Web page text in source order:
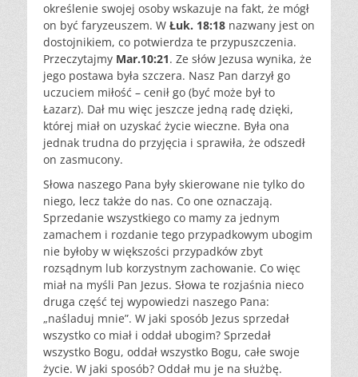
określenie swojej osoby wskazuje na fakt, że mógł
on być faryzeuszem. W Łuk. 18:18 nazwany jest on
dostojnikiem, co potwierdza te przypuszczenia.
Przeczytajmy Mar.10:21. Ze słów Jezusa wynika, że
jego postawa była szczera. Nasz Pan darzył go
uczuciem miłość – cenił go (być może był to
Łazarz). Dał mu więc jeszcze jedną radę dzięki,
której miał on uzyskać życie wieczne. Była ona
jednak trudna do przyjęcia i sprawiła, że odszedł
on zasmucony.
Słowa naszego Pana były skierowane nie tylko do
niego, lecz także do nas. Co one oznaczają.
Sprzedanie wszystkiego co mamy za jednym
zamachem i rozdanie tego przypadkowym ubogim
nie byłoby w większości przypadków zbyt
rozsądnym lub korzystnym zachowanie. Co więc
miał na myśli Pan Jezus. Słowa te rozjaśnia nieco
druga część tej wypowiedzi naszego Pana:
„naśladuj mnie”. W jaki sposób Jezus sprzedał
wszystko co miał i oddał ubogim? Sprzedał
wszystko Bogu, oddał wszystko Bogu, całe swoje
życie. W jaki sposób? Oddał mu je na służbę.